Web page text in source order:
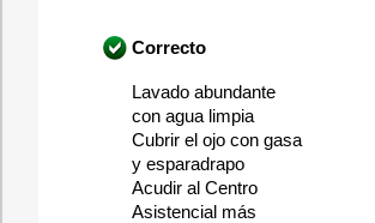
Correcto
Lavado abundante
con agua limpia
Cubrir el ojo con gasa
y esparadrapo
Acudir al Centro
Asistencial más